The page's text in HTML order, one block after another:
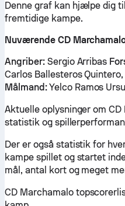
Denne graf kan hjælpe dig
fremtidige kampe.
Nuværende CD
Angriber:Sergio Arribas
Carlos Ballesteros
Målmand:Yelco Ramos
Aktuelle oplysninger om
statistik og
Der er også statistik for
kampe spillet og startet
mål, antal kort og meget
CD Marchamalo